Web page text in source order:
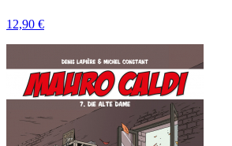
12,90 €